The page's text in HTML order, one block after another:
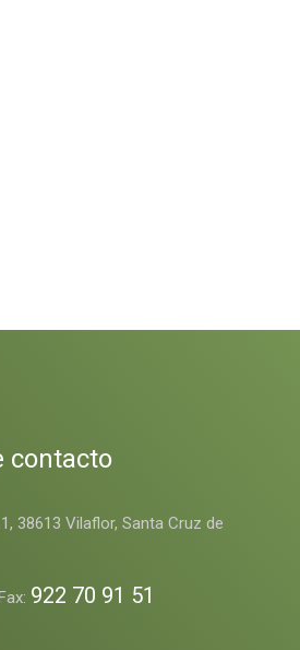
contacto
38613 Vilaflor, Santa Cruz de
922 70 91 51